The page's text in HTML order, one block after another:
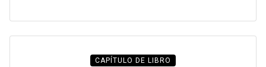
CAPÍTULO DE LIBRO